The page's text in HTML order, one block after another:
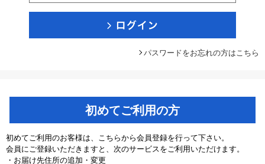
パスワードをお忘れの方はこちら
初めてご利用の方
初めてご利用のお客様は、こちらから会員登録を行って下さい。
会員にご登録いただきますと、次のサービスをご利用いただけます。
・お届け先住所の追加・変更